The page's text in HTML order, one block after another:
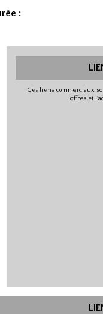
:
Ces liens commerciaux
offres et